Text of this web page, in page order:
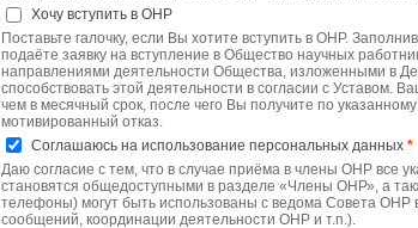
Хочу вступить в ОНР
Поставьте галочку, если Вы хотите вступить в ОНР.
подаёте заявку на вступление в Общество научных
направлениями деятельности Общества, изложенными в
способствовать этой деятельности в согласии с Уставом.
чем в месячный срок, после чего Вы получите по
мотивированный отказ.
Соглашаюсь на использование персональных данных *
Даю согласие с тем, что в случае приёма в члены ОНР все
становятся общедоступными в разделе «Члены ОНР», а
телефоны) могут быть использованы с ведома Совета ОНР
сообщений, координации деятельности ОНР и т.п.).